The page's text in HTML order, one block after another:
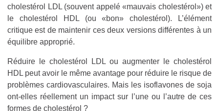
cholestérol LDL (souvent appelé «mauvais cholestérol») et
le cholestérol HDL (ou «bon» cholestérol). L’élément
critique est de maintenir ces deux versions différentes à un
équilibre approprié.
Réduire le cholestérol LDL ou augmenter le cholestérol
HDL peut avoir le même avantage pour réduire le risque de
problèmes cardiovasculaires. Mais les isoflavones de soja
ont-elles réellement un impact sur l’une ou l’autre de ces
formes de cholestérol ?